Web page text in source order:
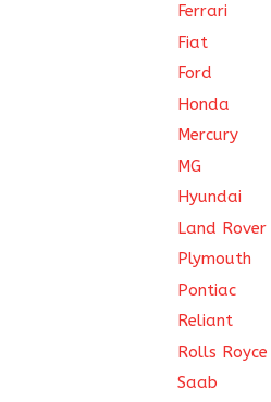
Ferrari
Fiat
Ford
Honda
Mercury
MG
Hyundai
Land Rover
Plymouth
Pontiac
Reliant
Rolls Royce
Saab